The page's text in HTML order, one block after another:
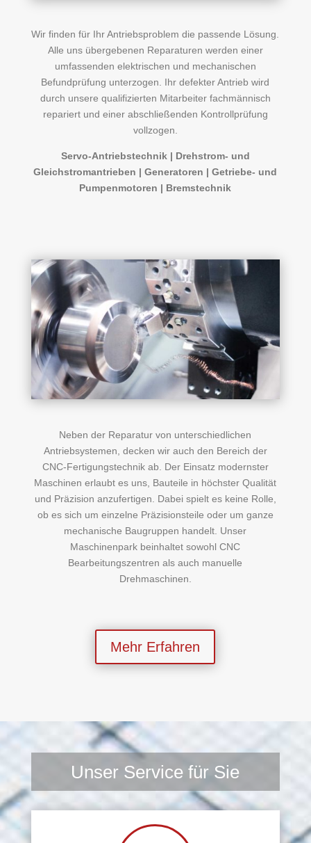
Wir finden für Ihr Antriebsproblem die passende Lösung.
Alle uns übergebenen Reparaturen werden einer
umfassenden elektrischen und mechanischen
Befundprüfung unterzogen. Ihr defekter Antrieb wird
durch unsere qualifizierten Mitarbeiter fachmännisch
repariert und einer abschließenden Kontrollprüfung
vollzogen.
Servo-Antriebstechnik | Drehstrom- und
Gleichstromantrieben | Generatoren | Getriebe- und
Pumpenmotoren | Bremstechnik
Neben der Reparatur von unterschiedlichen
Antriebsystemen, decken wir auch den Bereich der
CNC-Fertigungstechnik ab. Der Einsatz modernster
Maschinen erlaubt es uns, Bauteile in höchster Qualität
und Präzision anzufertigen. Dabei spielt es keine Rolle,
ob es sich um einzelne Präzisionsteile oder um ganze
mechanische Baugruppen handelt. Unser
Maschinenpark beinhaltet sowohl CNC
Bearbeitungszentren als auch manuelle
Drehmaschinen.
Mehr Erfahren
Unser Service für Sie